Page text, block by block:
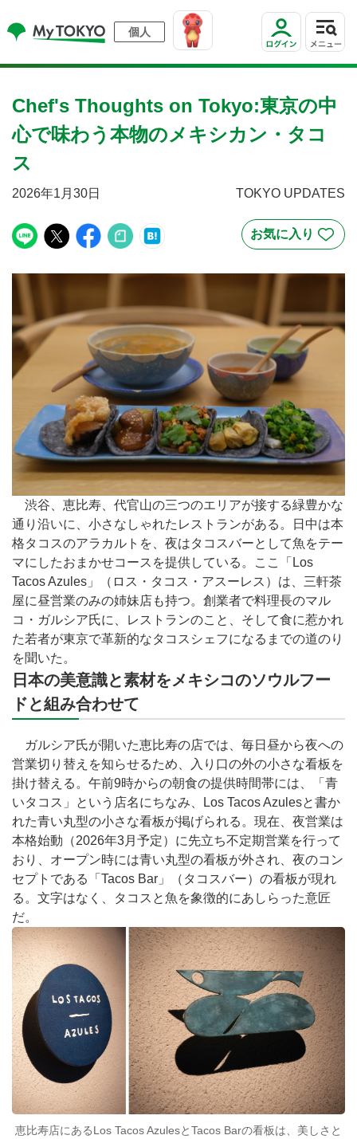
個人
Chef's Thoughts on Tokyo:東京の中
心で味わう本物のメキシカン・タコ
ス
2026年1月30日 TOKYO UPDATES
渋谷、恵比寿、代官山の三つのエリアが接する緑豊かな
通り沿いに、小さなしゃれたレストランがある。日中は本
格タコスのアラカルトを、夜はタコスバーとして魚をテー
マにしたおまかせコースを提供している。ここ「Los
Tacos Azules」（ロス・タコス・アスーレス）は、三軒茶
屋に昼営業のみの姉妹店も持つ。創業者で料理長のマル
コ・ガルシア氏に、レストランのこと、そして食に惹かれ
た若者が東京で革新的なタコスシェフになるまでの道のり
を聞いた。
日本の美意識と素材をメキシコのソウルフー
ドと組み合わせて
ガルシア氏が開いた恵比寿の店では、毎日昼から夜への
営業切り替えを知らせるため、入り口の外の小さな看板を
掛け替える。午前9時からの朝食の提供時間帯には、「青
いタコス」という店名にちなみ、Los Tacos Azulesと書か
れた青い丸型の小さな看板が掲げられる。現在、夜営業は
本格始動（2026年3月予定）に先立ち不定期営業を行って
おり、オープン時には青い丸型の看板が外され、夜のコン
セプトである「Tacos Bar」（タコスバー）の看板が現れ
る。文字はなく、タコスと魚を象徴的にあしらった意匠
だ。
恵比寿店にあるLos Tacos AzulesとTacos Barの看板は、美しさと